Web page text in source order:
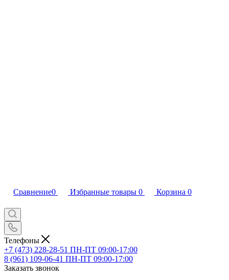
Сравнение0 Избранные товары 0 Корзина 0
Телефоны
+7 (473) 228-28-51 ПН-ПТ 09:00-17:00
8 (961) 109-06-41 ПН-ПТ 09:00-17:00
Заказать звонок